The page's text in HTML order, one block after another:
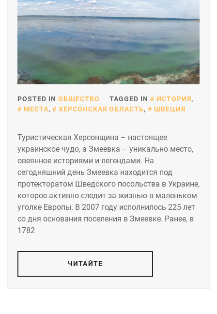
POSTED IN ОБЩЕСТВО TAGGED IN ИСТОРИЯ,
МЕСТА, ХЕРСОНСКАЯ ОБЛАСТЬ, ШВЕЦИЯ
Туристическая Херсонщина – настоящее
украинское чудо, а Змеевка – уникально место,
овеянное историями и легендами. На
сегодняшний день Змеевка находится под
протекторатом Шведского посольства в Украине,
которое активно следит за жизнью в маленьком
уголке Европы. В 2007 году исполнилось 225 лет
со дня основания поселения в Змеевке. Ранее, в
1782
ЧИТАЙТЕ